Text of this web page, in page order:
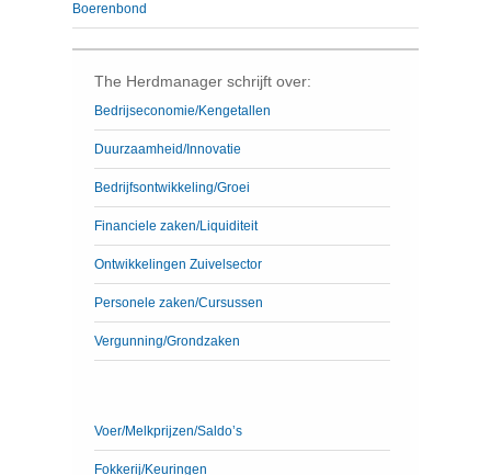
Boerenbond
The Herdmanager schrijft over:
Bedrijseconomie/Kengetallen
Duurzaamheid/Innovatie
Bedrijfsontwikkeling/Groei
Financiele zaken/Liquiditeit
Ontwikkelingen Zuivelsector
Personele zaken/Cursussen
Vergunning/Grondzaken
Voer/Melkprijzen/Saldo’s
Fokkerij/Keuringen